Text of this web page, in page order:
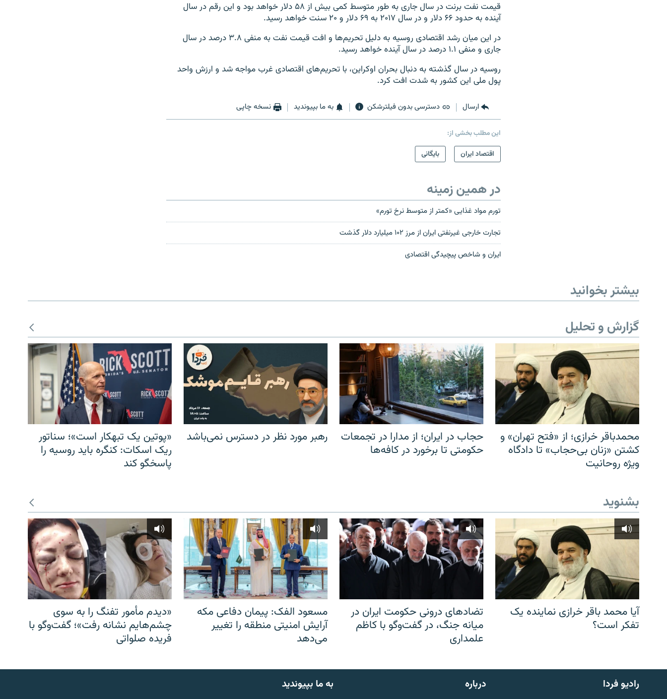
English
قیمت نفت برنت در سال جاری به طور متوسط کمی بیش از ۵۸ دلار خواهد بود و این رقم در سال
آینده به حدود ۶۶ دلار و در سال ۲۰۱۷ به ۶۹ دلار و ۲۰ سنت خواهد رسید.
در این میان رشد اقتصادی روسیه به دلیل تحریم‌ها و افت قیمت نفت به منفی ۳.۸ درصد در سال
جاری و منفی ۱.۱ درصد در سال آینده خواهد رسید.
روسیه در سال گذشته به دنبال بحران اوکراین، با تحریم‌های اقتصادی غرب مواجه شد و ارزش واحد
پول ملی این کشور به شدت افت کرد.
ارسال دسترسی بدون فیلترشکن به ما بپیوندید نسخه چاپی
این مطلب بخشی از:
اقتصاد ایران
بایگانی
در همین زمینه
تورم مواد غذایی «کمتر از متوسط نرخ تورم»
تجارت خارجی غیرنفتی ایران از مرز ۱۰۲ میلیارد دلار گذشت
ایران و شاخص پیچیدگی اقتصادی
بیشتر بخوانید
گزارش و تحلیل
محمدباقر خرازی؛ از «فتح تهران» و
کشتن «زنان بی‌حجاب» تا دادگاه
ویژه روحانیت
حجاب در ایران؛ از مدارا در تجمعات
حکومتی تا برخورد در کافه‌ها
رهبر مورد نظر در دسترس نمی‌باشد
«پوتین یک تبهکار است»؛ سناتور
ریک اسکات: کنگره باید روسیه را
پاسخگو کند
بشنوید
آیا محمد باقر خرازی نماینده یک
تفکر است؟
تضادهای درونی حکومت ایران در
میانه جنگ، در گفت‌‌وگو با کاظم
علمداری
مسعود الفک: پیمان دفاعی مکه
آرایش امنیتی منطقه را تغییر
می‌دهد
«دیدم مأمور تفنگ را به سوی
چشم‌هایم نشانه رفت»؛ گفت‌و‌گو با
فریده صلواتی
به ما بپیوندید رادیو فردا درباره